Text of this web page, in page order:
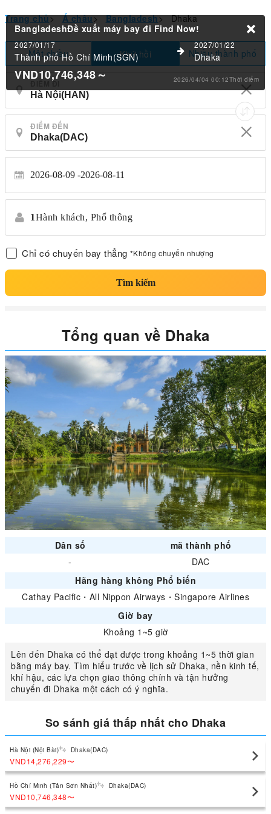
Trang chủ> Á châu> Bangladesh> Dhaka
Một chiều Khứ hồi Nhiều thành phố
ĐIỂM ĐI
ĐIỂM ĐẾN
2026-08-09 2026-08-11
1Hành khách, Phổ thông
Chỉ có chuyến bay thẳng *Không chuyển nhượng
Tìm kiếm
BangladeshĐề xuất máy bay đi Find Now!
2027/01/17
Thành phố Hồ Chí Minh(SGN)
2027/01/22
Dhaka
VND10,746,348～ 2026/04/04 00:12Thời điểm
Tổng quan về Dhaka
Dân số
mã thành phố
-
DAC
Hãng hàng không Phổ biến
Cathay Pacific ・ All Nippon Airways ・ Singapore Airlines
Giờ bay
Khoảng 1~5 giờ
Lên đến Dhaka có thể đạt được trong khoảng 1~5 thời gian
bằng máy bay. Tìm hiểu trước về lịch sử Dhaka, nền kinh tế,
khí hậu, các lựa chọn giao thông chính và tận hưởng
chuyến đi Dhaka một cách có ý nghĩa.
So sánh giá thấp nhất cho Dhaka
Hà Nội (Nội Bài) Dhaka(DAC)
VND14,276,229〜
Hồ Chí Minh (Tân Sơn Nhất) Dhaka(DAC)
VND10,746,348〜